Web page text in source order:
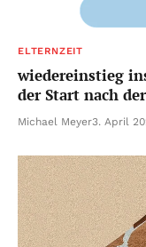
ELTERNZEIT
wiedereinstieg
der Start nach
Michael Meyer3. April